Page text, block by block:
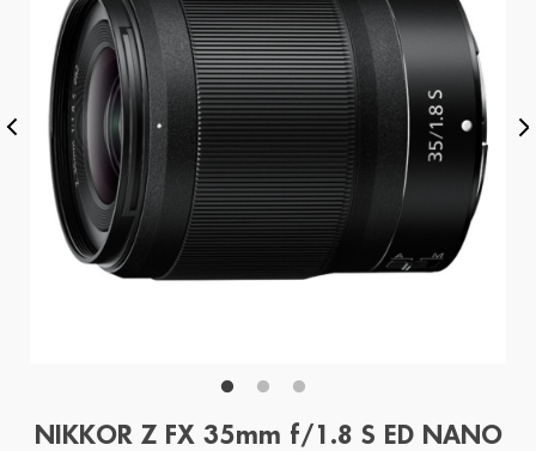
NIKKOR Z FX 35mm f/1.8 S ED NANO